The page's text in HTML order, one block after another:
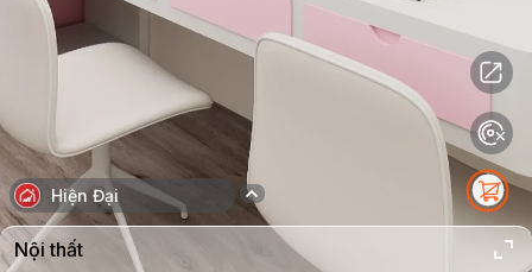
Hiện Đại
Nội thất